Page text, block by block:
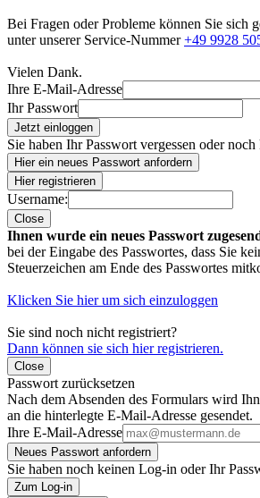
Bei Fragen oder Probleme können Sie sich
unter unserer Service-Nummer+49 9928
Vielen Dank.
Ihre E-Mail-Adresse
Ihr Passwort
Jetzt einloggen
Sie haben Ihr Passwort vergessen oder
Hier ein neues Passwort anfordern
Hier registrieren
Username:
Close
Ihnen wurde ein neues Passwort
bei der Eingabe des Passwortes, dass Sie
Steuerzeichen am Ende des Passwortes
Klicken Sie hier um sich einzuloggen
Sie sind noch nicht registriert?
Dann können sie sich hier registrieren.
Close
Passwort zurücksetzen
Nach dem Absenden des Formulars wird
an die hinterlegte E-Mail-Adresse gesendet.
Ihre E-Mail-Adresse
Neues Passwort anfordern
Sie haben noch keinen Log-in oder Ihr
Zum Log-in